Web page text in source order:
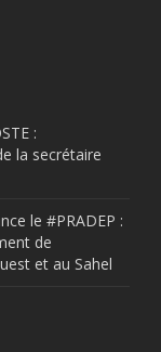
:
la secrétaire
le #PRADEP :
de
et au Sahel